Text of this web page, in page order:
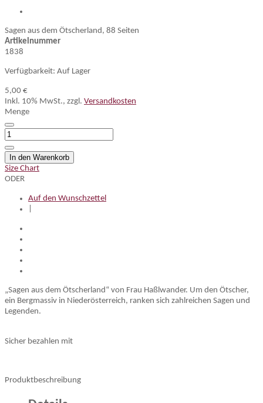
Sagen aus dem Ötscherland, 88 Seiten
Artikelnummer
1838
Verfügbarkeit: Auf Lager
5,00 €
Inkl. 10% MwSt., zzgl. Versandkosten
Menge
In den Warenkorb
Size Chart
ODER
Auf den Wunschzettel
„Sagen aus dem Ötscherland“ von Frau Haßlwander. Um den Ötscher,
ein Bergmassiv in Niederösterreich, ranken sich zahlreichen Sagen und
Legenden.
Sicher bezahlen mit
Produktbeschreibung